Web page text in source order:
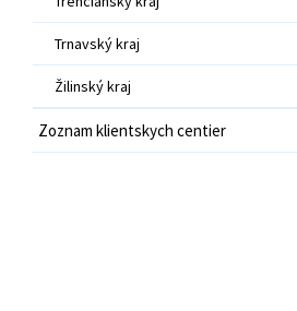
Trnavský kraj
Žilinský kraj
Zoznam klientskych centier